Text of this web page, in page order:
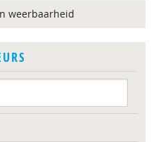
weerbaarheid